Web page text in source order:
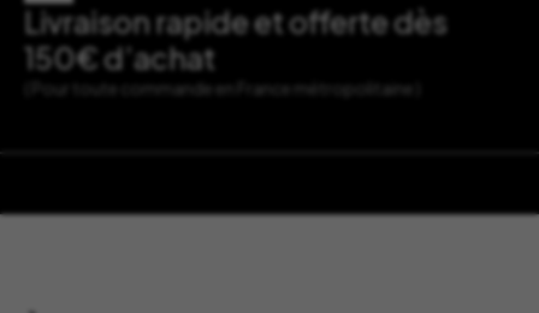
Livraison rapide et offerte dès
150€ d’achat
( Pour toute commande en France métropolitaine )